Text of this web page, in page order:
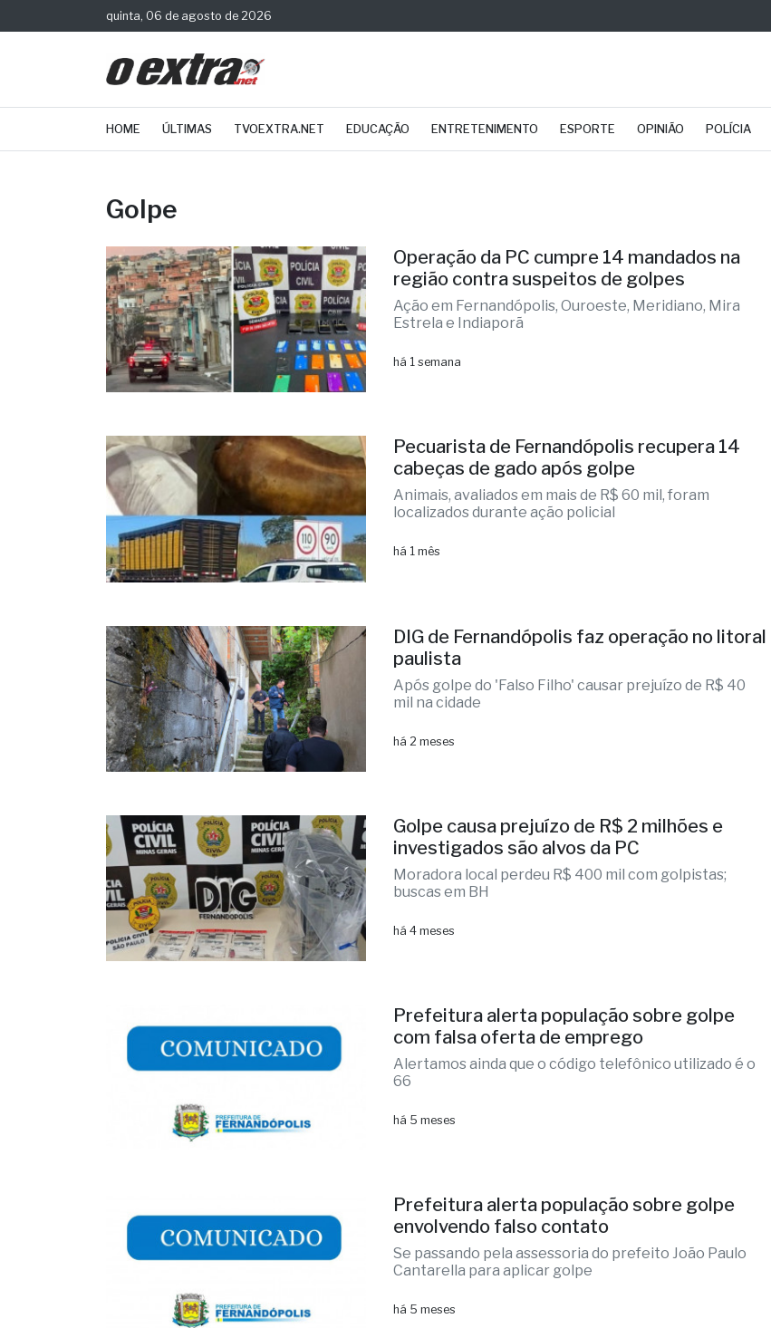
quinta, 06 de agosto de 2026
HOME ÚLTIMAS TVOEXTRA.NET EDUCAÇÃO ENTRETENIMENTO ESPORTE OPINIÃO POLÍCIA
Golpe
Operação da PC cumpre 14 mandados na
região contra suspeitos de golpes
Ação em Fernandópolis, Ouroeste, Meridiano, Mira
Estrela e Indiaporã
há 1 semana
Pecuarista de Fernandópolis recupera 14
cabeças de gado após golpe
Animais, avaliados em mais de R$ 60 mil, foram
localizados durante ação policial
há 1 mês
DIG de Fernandópolis faz operação no litoral
paulista
Após golpe do 'Falso Filho' causar prejuízo de R$ 40
mil na cidade
há 2 meses
Golpe causa prejuízo de R$ 2 milhões e
investigados são alvos da PC
Moradora local perdeu R$ 400 mil com golpistas;
buscas em BH
há 4 meses
Prefeitura alerta população sobre golpe
com falsa oferta de emprego
Alertamos ainda que o código telefônico utilizado é o
66
há 5 meses
Prefeitura alerta população sobre golpe
envolvendo falso contato
Se passando pela assessoria do prefeito João Paulo
Cantarella para aplicar golpe
há 5 meses